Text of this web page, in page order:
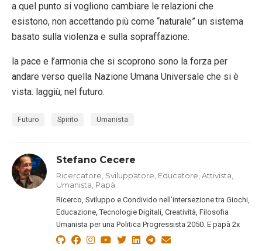
a quel punto si vogliono cambiare le relazioni che
esistono, non accettando più come “naturale” un sistema
basato sulla violenza e sulla sopraffazione.
la pace e l’armonia che si scoprono sono la forza per
andare verso quella Nazione Umana Universale che si è
vista. laggiù, nel futuro.
Futuro Spirito Umanista
Stefano Cecere
Ricercatore, Sviluppatore, Educatore, Attivista,
Umanista, Papà.
Ricerco, Sviluppo e Condivido nell’intersezione tra Giochi,
Educazione, Tecnologie Digitali, Creatività, Filosofia
Umanista per una Politica Progressista 2050. E papà 2x